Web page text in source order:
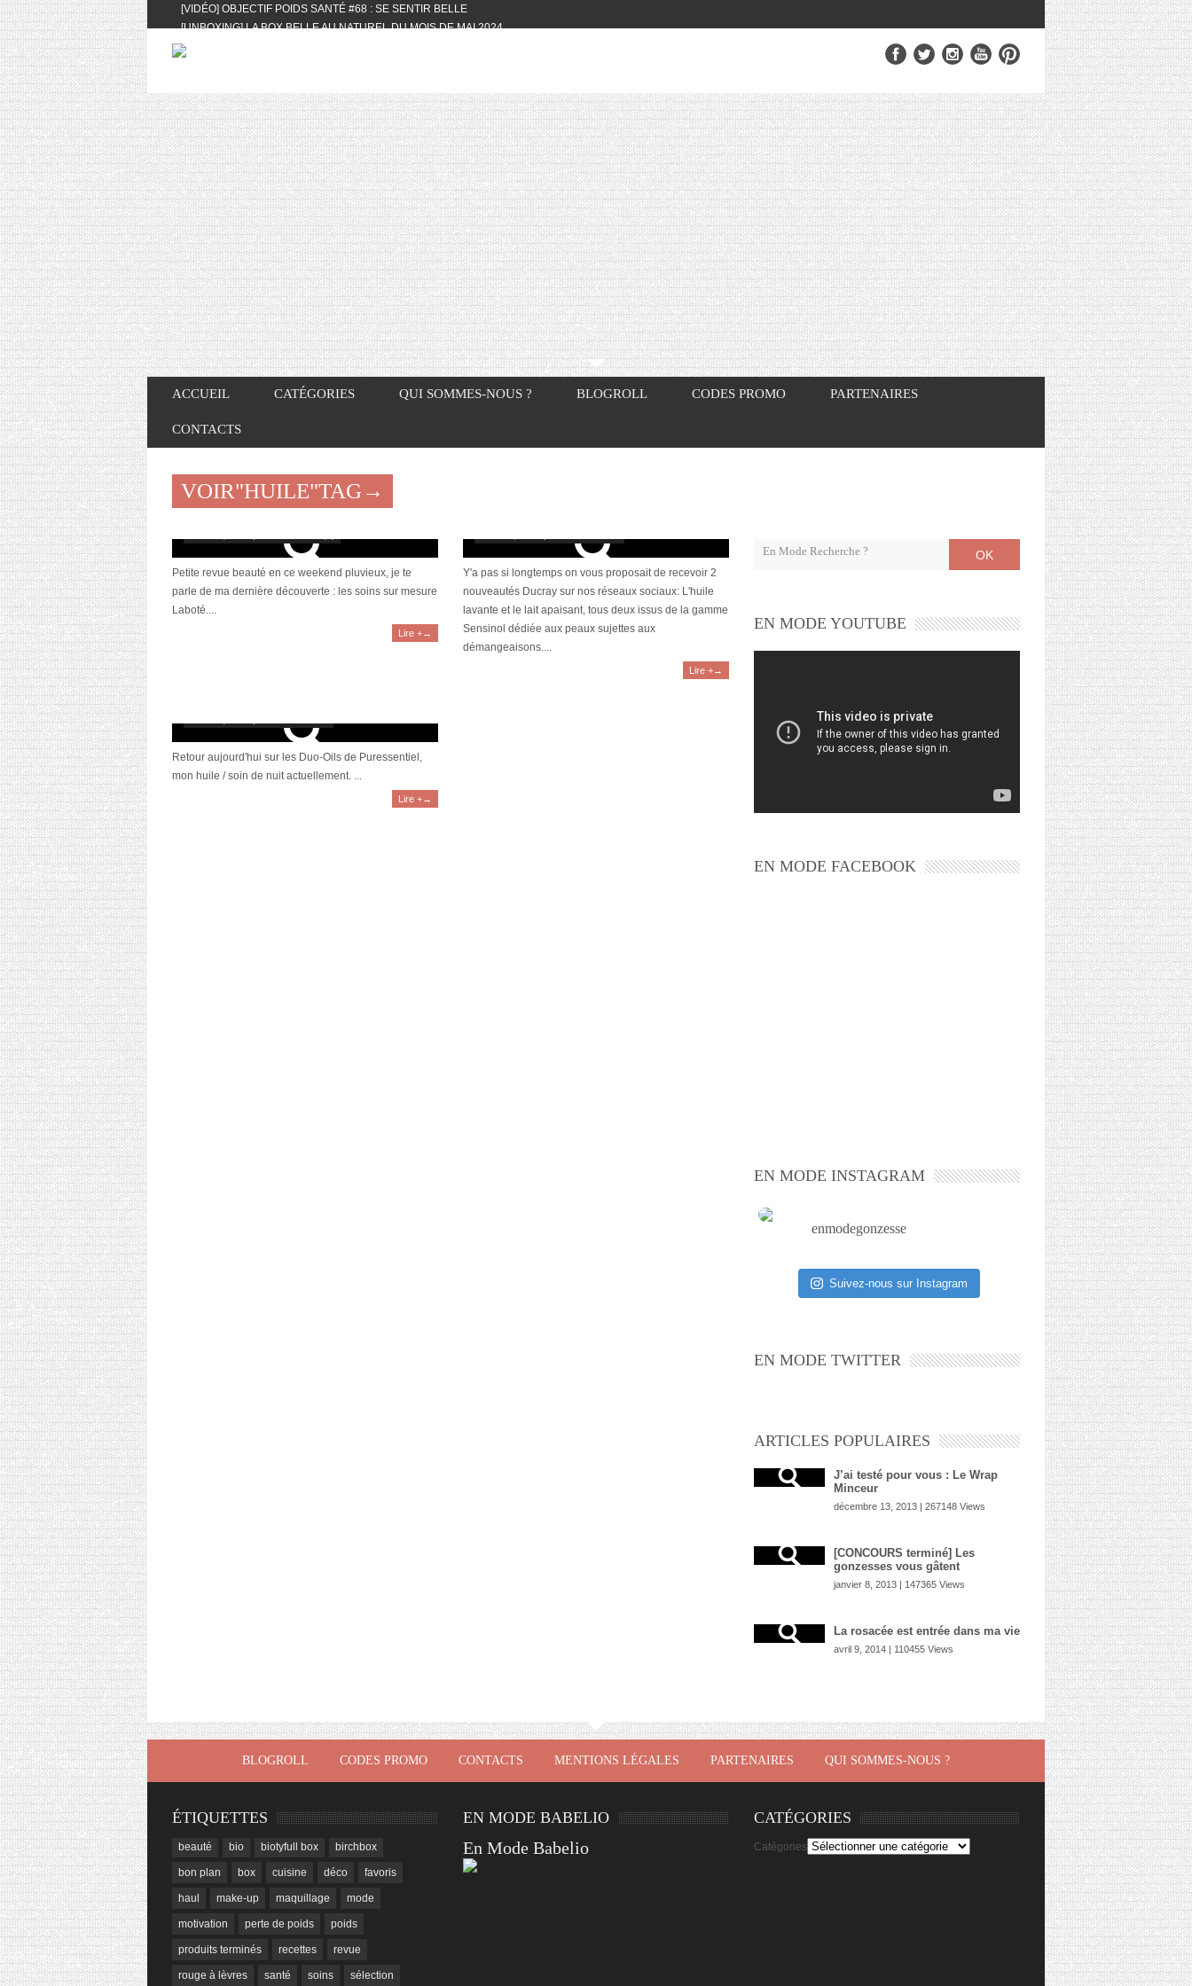
[VIDÉO] OBJECTIF POIDS SANTÉ #68 : SE SENTIR BELLE
[UNBOXING] LA BOX BELLE AU NATUREL DU MOIS DE MAI 2024
[VIDÉO] UNBOXING : LES MY LITTLE & BIOTYFULL BOX DU MOIS DE MAI 2024
[VIDÉO] QUITOQUE #10 : MEAL PREP & CONVIVIALITÉ
[VIDÉO] UNBOXING : LES MY LITTLE & BIOTYFULL BOX DU MOIS D’AVRIL
2024 FEAT. AKILA
[VIDÉO] OBJECTIF POIDS SANTÉ #67 : L’AVIS DES AUTRES, CE N’EST QUE LA
VIE DES AUTRES
[VIDÉO] UNBOXING : LES MY LITTLE & BIOTYFULL BOX DES MOIS DE
FÉVRIER ET MARS 2024 FEAT. AKILA
[VIDÉO] LA SÉLECTION DU MOIS #JANVIER2024
[VIDÉO] HELLOFRESH #34 : IDÉES RECETTES RISOTTO
ACCUEIL CATÉGORIES QUI SOMMES-NOUS ? BLOGROLL CODES PROMO PARTENAIRES
CONTACTS
VOIR"HUILE"TAG→
Petite revue beauté en ce weekend pluvieux, je te
parle de ma dernière découverte : les soins sur mesure
Laboté....
Lire +→
Y'a pas si longtemps on vous proposait de recevoir 2
nouveautés Ducray sur nos réseaux sociaux: L'huile
lavante et le lait apaisant, tous deux issus de la gamme
Sensinol dédiée aux peaux sujettes aux
démangeaisons....
Lire +→
Retour aujourd'hui sur les Duo-Oils de Puressentiel,
mon huile / soin de nuit actuellement. ...
Lire +→
OK
EN MODE YOUTUBE
EN MODE FACEBOOK
EN MODE INSTAGRAM
enmodegonzesse
Suivez-nous sur Instagram
EN MODE TWITTER
ARTICLES POPULAIRES
J’ai testé pour vous : Le Wrap
Minceur
décembre 13, 2013 | 267148 Views
[CONCOURS terminé] Les
gonzesses vous gâtent
janvier 8, 2013 | 147365 Views
La rosacée est entrée dans ma vie
avril 9, 2014 | 110455 Views
BLOGROLL CODES PROMO CONTACTS MENTIONS LÉGALES PARTENAIRES QUI SOMMES-NOUS ?
ÉTIQUETTES
beauté bio biotyfull box birchbox
bon plan box cuisine déco favoris
haul make-up maquillage mode
motivation perte de poids poids
produits terminés recettes revue
rouge à lèvres santé soins sélection
EN MODE BABELIO
En Mode Babelio
CATÉGORIES
Catégories